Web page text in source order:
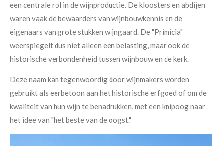
een centrale rol in de wijnproductie. De kloosters en abdijen
waren vaak de bewaarders van wijnbouwkennis en de
eigenaars van grote stukken wijngaard. De "Primicia"
weerspiegelt dus niet alleen een belasting, maar ook de
historische verbondenheid tussen wijnbouw en de kerk.
Deze naam kan tegenwoordig door wijnmakers worden
gebruikt als eerbetoon aan het historische erfgoed of om de
kwaliteit van hun wijn te benadrukken, met een knipoog naar
het idee van "het beste van de oogst."